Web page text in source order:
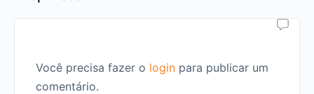
Você precisa fazer o login para publicar um
comentário.